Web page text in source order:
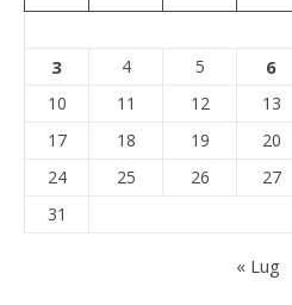
3 4 5 6
10
11 12 13
17
18 19 20
24
25 26 27
31
« Lug